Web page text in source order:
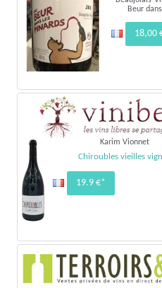
Beur
18,00
Karim Vionnet
Chiroubles vieilles
19.9 €*